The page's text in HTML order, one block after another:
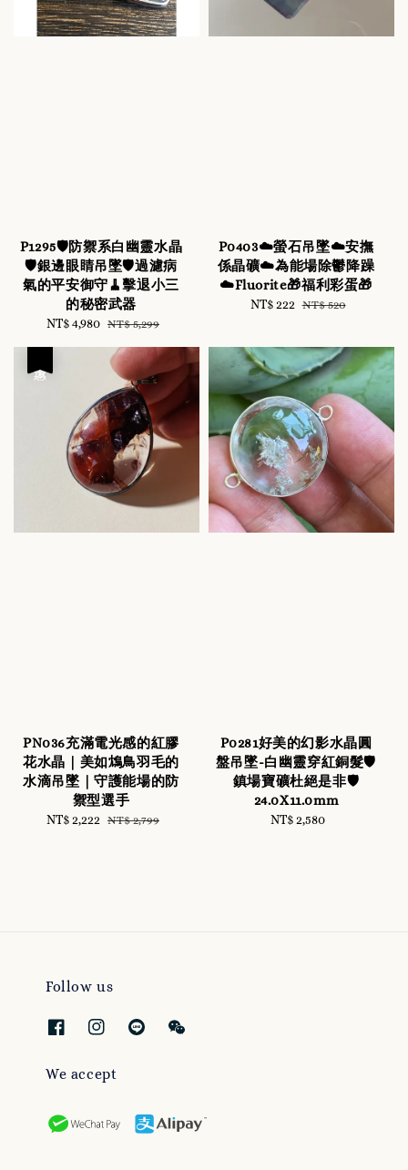
P1295🛡️防禦系白幽靈水晶
🛡️銀邊眼睛吊墜🛡️過濾病
氣的平安御守🧹擊退小三
的秘密武器
Sale
NT$ 4,980 Regular
NT$ 5,299
P0403☁️螢石吊墜☁️安撫
係晶礦☁️為能場除鬱降躁
☁️Fluorite🎁福利彩蛋🎁
Sale
NT$ 222 Regular
NT$ 520
PN036充滿電光感的紅膠
花水晶｜美如鴆鳥羽毛的
水滴吊墜｜守護能場的防
禦型選手
Sale
NT$ 2,222 Regular
NT$ 2,799
P0281好美的幻影水晶圓
盤吊墜-白幽靈穿紅銅髮🛡️
鎮場寶礦杜絕是非🛡️
24.0X11.0mm
Regular
NT$ 2,580
Follow us
We accept